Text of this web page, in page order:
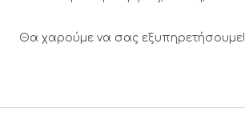
Θα χαρούμε να σας εξυπηρετήσουμε!